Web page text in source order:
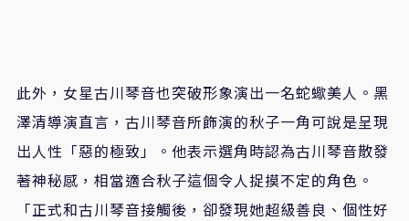
此外，女星古川琴音也突破形象演出一名蛇蠍美人。黑
澤清導演直言，古川琴音所飾演的秋子一角可說是呈現
出人性「惡的極致」。他表示選角時認為古川琴音散發
著神秘感，相當適合秋子這個令人捉摸不定的角色。
「正式和古川琴音接觸後，卻發現她超級善良、個性好